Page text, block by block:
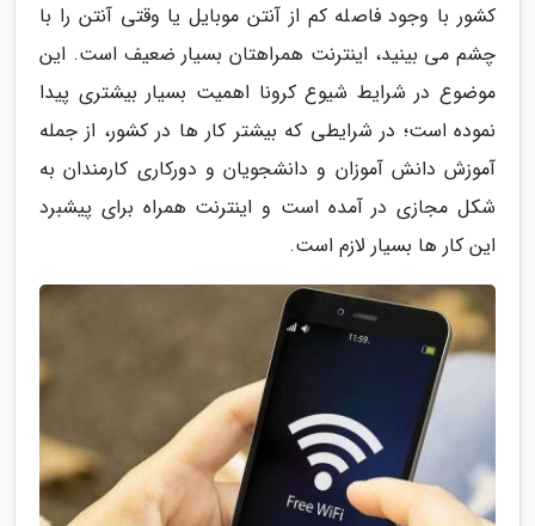
کشور با وجود فاصله کم از آنتن موبایل یا وقتی آنتن را با
چشم می بینید، اینترنت همراهتان بسیار ضعیف است. این
موضوع در شرایط شیوع کرونا اهمیت بسیار بیشتری پیدا
نموده است؛ در شرایطی که بیشتر کار ها در کشور، از جمله
آموزش دانش آموزان و دانشجویان و دورکاری کارمندان به
شکل مجازی در آمده است و اینترنت همراه برای پیشبرد
این کار ها بسیار لازم است.